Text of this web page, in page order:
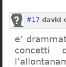
#17 david
e’
concetti